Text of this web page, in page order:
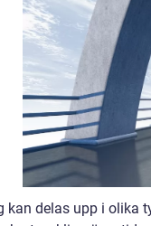
kan delas upp i olika